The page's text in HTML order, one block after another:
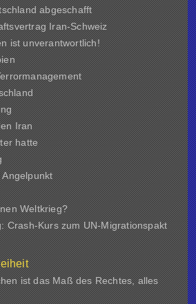
abgeschafft
Iran-Schweiz
ist unverantwortlich!
Iran
hatte
Weltkrieg?
Crash-Kurs zum UN-Migrationspakt
ist das Maß des Rechtes, alles